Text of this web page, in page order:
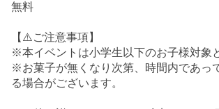
無料
【⚠️ご注意事項】
※本イベントは小学生以下のお子様対象
※お菓子が無くなり次第、時間内であっ
る場合がございます。